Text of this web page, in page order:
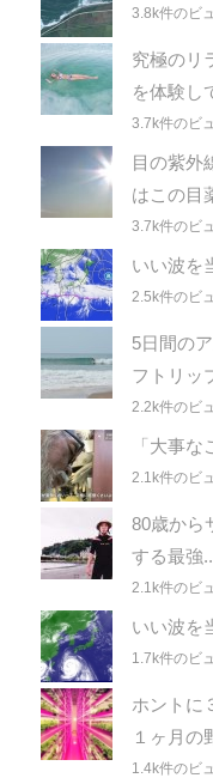
3.8k件のビ
究極のリ
を体験し
3.7k件のビ
目の紫外
はこの目
3.7k件のビ
いい波を
2.5k件のビ
5日間の
フトリッ
2.2k件のビ
「大事な
2.1k件のビ
80歳から
する最強
2.1k件のビ
いい波を
1.7k件のビ
ホントに
１ヶ月の
1.4k件のビ